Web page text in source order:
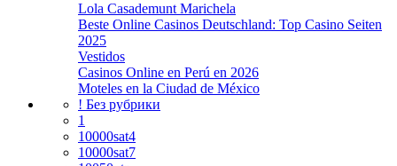
Lola Casademunt Marichela
Beste Online Casinos Deutschland: Top Casino Seiten
2025
Vestidos
Casinos Online en Perú en 2026
Moteles en la Ciudad de México
! Без рубрики
1
10000sat4
10000sat7